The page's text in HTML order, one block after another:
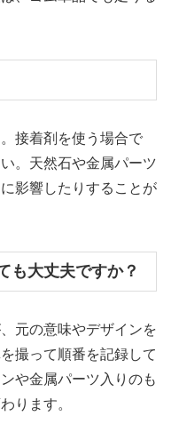
接着剤を使う場合で
。天然石や金属パーツ
影響したりすることが
も大丈夫ですか？
元の意味やデザインを
撮って順番を記録して
や金属パーツ入りのも
ります。